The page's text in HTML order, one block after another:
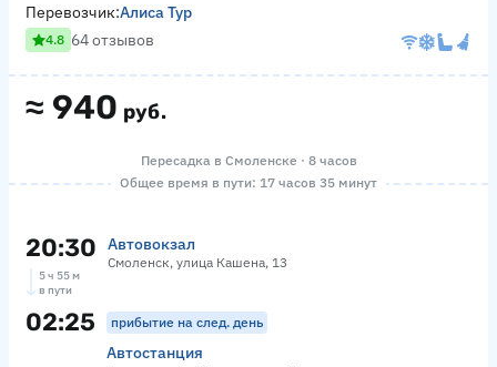
≈ 940 руб.
Перевозчик:Алиса Тур
4.8 64 отзывов
Пересадка в Смоленске · 8 часов
Общее время в пути: 17 часов 35 минут
20:30 Автовокзал
Смоленск, улица Кашена, 13
5 ч 55 м
в пути
02:25 прибытие на след. день
Автостанция